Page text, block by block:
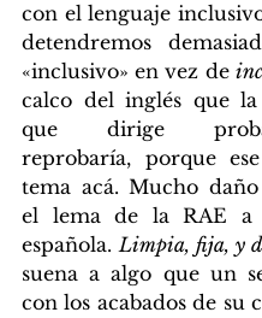
con el lenguaje
detendremos
«inclusivo» en vez de
calco del inglés que la
que dirige
reprobaría, porque
tema acá. Mucho
el lema de la RAE a
española. Limpia, fija, y
suena a algo que un
con los acabados de su